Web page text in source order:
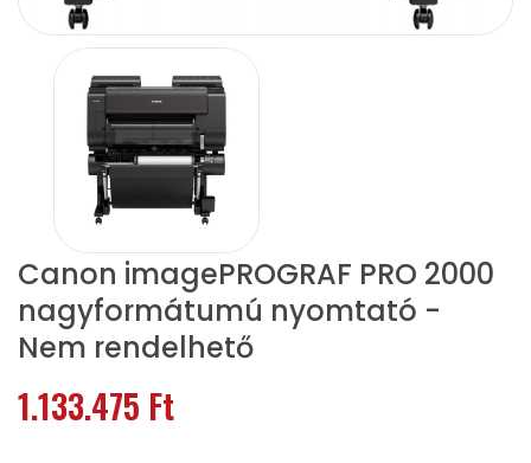
Canon imagePROGRAF PRO 2000
nagyformátumú nyomtató -
Nem rendelhető
1.133.475 Ft